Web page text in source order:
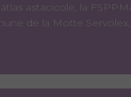
astacicole, la
de la Motte